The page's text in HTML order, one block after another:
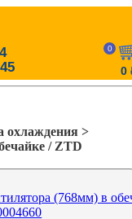
0
0
охлаждения >
/ ZTD